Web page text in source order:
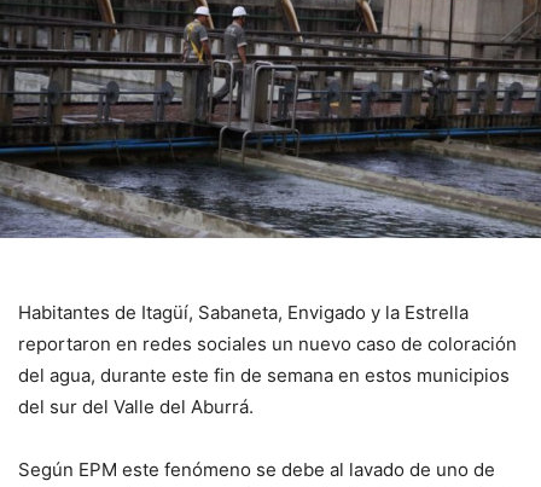
Habitantes de Itagüí, Sabaneta, Envigado y la Estrella
reportaron en redes sociales un nuevo caso de coloración
del agua, durante este fin de semana en estos municipios
del sur del Valle del Aburrá.
Según EPM este fenómeno se debe al lavado de uno de